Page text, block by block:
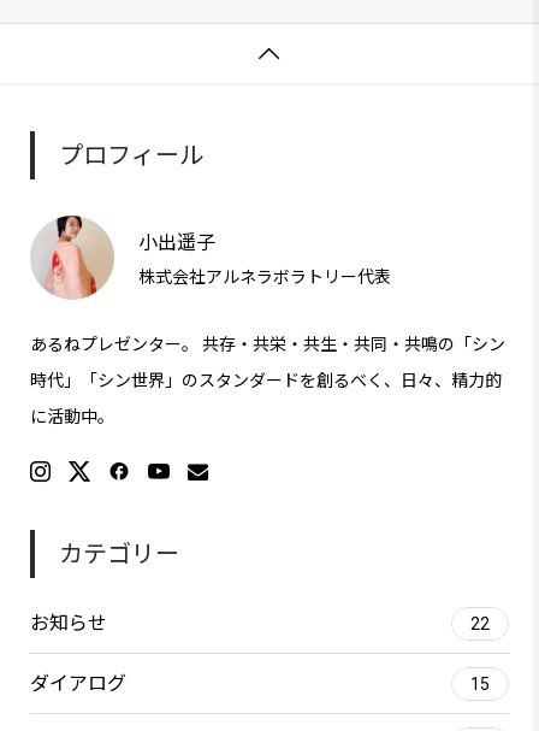

プロフィール
小出遥子
株式会社アルネラボラトリー代表
あるねプレゼンター。 共存・共栄・共生・共同・共鳴の「シン
時代」「シン世界」のスタンダードを創るべく、日々、精力的
に活動中。
カテゴリー
お知らせ 22
ダイアログ 15